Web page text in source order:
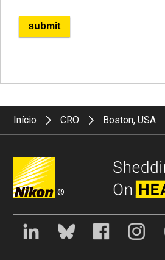
Início CRO Boston, USA
®